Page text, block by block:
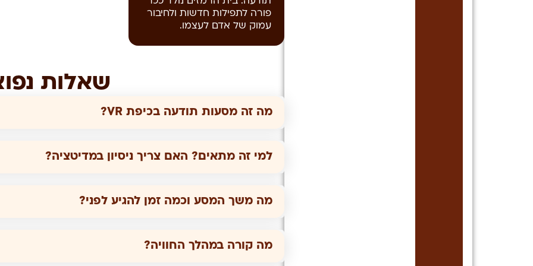
פורה לתפילות חדשות ולחיבור
עמוק של אדם לעצמו.
שאלות
מה זה מסעות תודעה בכיפת VR?
למי זה מתאים? האם צריך ניסיון במדיטציה?
מה משך המסע וכמה זמן להגיע לפני?
מה קורה במהלך החוויה?